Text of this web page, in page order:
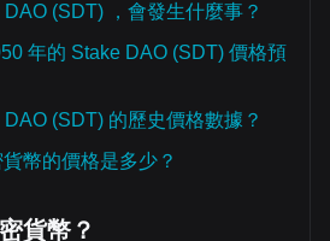
(SDT) ，會發生什麼事？
年的 Stake DAO (SDT) 價格預
(SDT) 的歷史價格數據？
幣的價格是多少？
貨幣？